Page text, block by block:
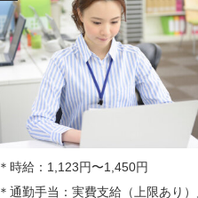
＊時給：1,123円〜1,450円
＊通勤手当：実費支給（上限あり）